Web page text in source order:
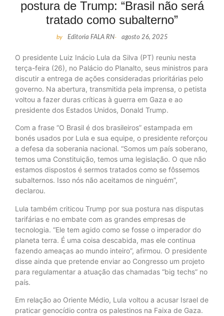
postura de Trump: “Brasil não será
tratado como subalterno”
by Editoria FALA RN- agosto 26, 2025
O presidente Luiz Inácio Lula da Silva (PT) reuniu nesta
terça-feira (26), no Palácio do Planalto, seus ministros para
discutir a entrega de ações consideradas prioritárias pelo
governo. Na abertura, transmitida pela imprensa, o petista
voltou a fazer duras críticas à guerra em Gaza e ao
presidente dos Estados Unidos, Donald Trump.
Com a frase “O Brasil é dos brasileiros” estampada em
bonés usados por Lula e sua equipe, o presidente reforçou
a defesa da soberania nacional. “Somos um país soberano,
temos uma Constituição, temos uma legislação. O que não
estamos dispostos é sermos tratados como se fôssemos
subalternos. Isso nós não aceitamos de ninguém”,
declarou.
Lula também criticou Trump por sua postura nas disputas
tarifárias e no embate com as grandes empresas de
tecnologia. “Ele tem agido como se fosse o imperador do
planeta terra. É uma coisa descabida, mas ele continua
fazendo ameaças ao mundo inteiro”, afirmou. O presidente
disse ainda que pretende enviar ao Congresso um projeto
para regulamentar a atuação das chamadas “big techs” no
país.
Em relação ao Oriente Médio, Lula voltou a acusar Israel de
praticar genocídio contra os palestinos na Faixa de Gaza.